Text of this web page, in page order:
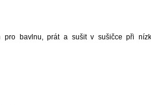
pro bavlnu, prát a sušit v sušičce při